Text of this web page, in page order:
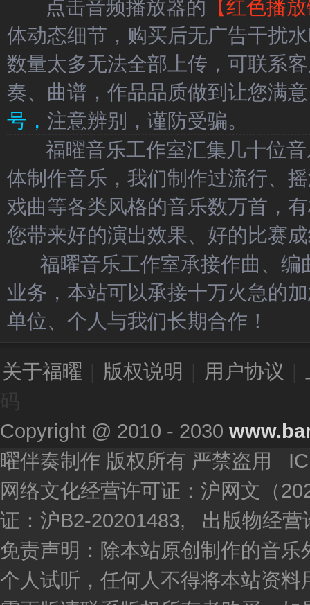
点击音频播放器的 【红色播
体动态细节，购买后无广告干扰
数量太多无法全部上传，可联系
奏、曲谱，作品品质做到让您满
号， 注意辨别，谨防受骗。
福曜音乐工作室汇集几十位音
体制作音乐，我们制作过流行、
戏曲等各类风格的音乐数万首，
您带来好的演出效果、好的比赛
福曜音乐工作室承接作曲、编
业务，本站可以承接十万火急的
单位、个人与我们长期合作！
关于福曜 版权说明 用户协议
Copyright @ 2010 - 2030
曜伴奏制作 版权所有 严禁盗用
网络文化经营许可证：沪网文（
证：沪B2-20201483, 出版物经营
免责声明：除本站原创制作的音
个人试听，任何人不得将本站资